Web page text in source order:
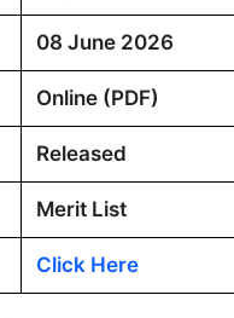
08 June 2026
Online (PDF)
Released
Merit List
Click Here